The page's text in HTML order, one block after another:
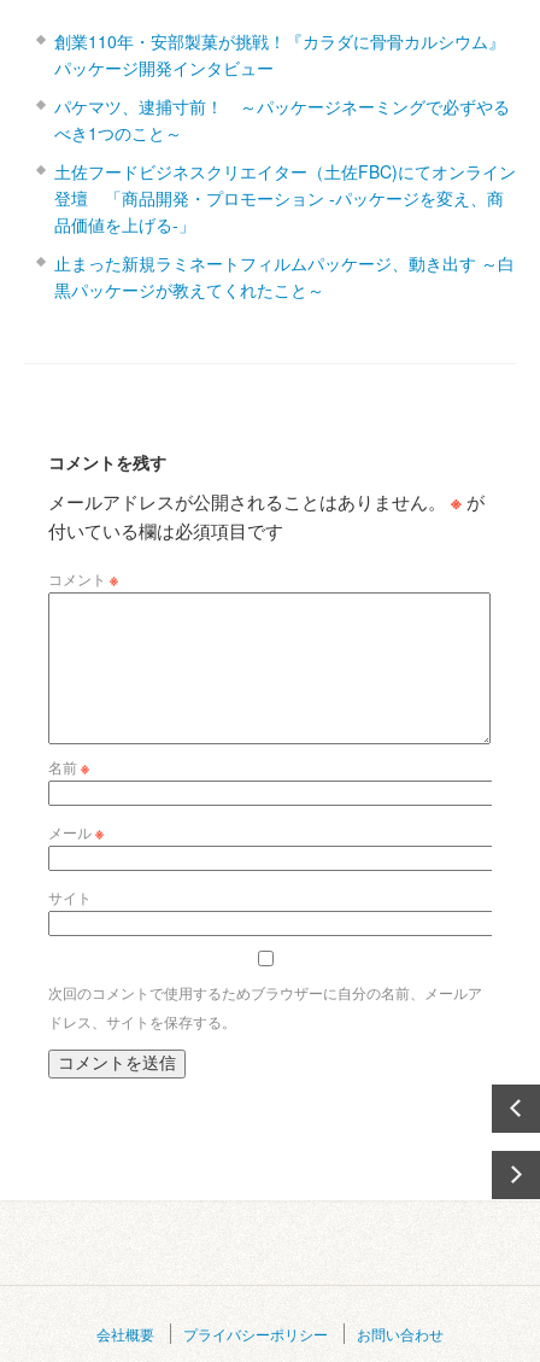
創業110年・安部製菓が挑戦！『カラダに骨骨カルシウム』
パッケージ開発インタビュー
パケマツ、逮捕寸前！ ～パッケージネーミングで必ずやる
べき1つのこと～
土佐フードビジネスクリエイター（土佐FBC)にてオンライン
登壇 「商品開発・プロモーション ‐パッケージを変え、商
品価値を上げる‐」
止まった新規ラミネートフィルムパッケージ、動き出す ～白
黒パッケージが教えてくれたこと～
コメントを残す
メールアドレスが公開されることはありません。 ※ が
付いている欄は必須項目です
コメント ※
名前※
メール※
サイト
次回のコメントで使用するためブラウザーに自分の名前、メールア
ドレス、サイトを保存する。
会社概要 プライバシーポリシー
お問い合わせ